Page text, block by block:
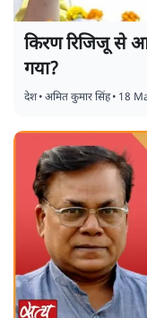
किरण रिजिजू से
गया?
देश•अमित कुमार सिंह• 18